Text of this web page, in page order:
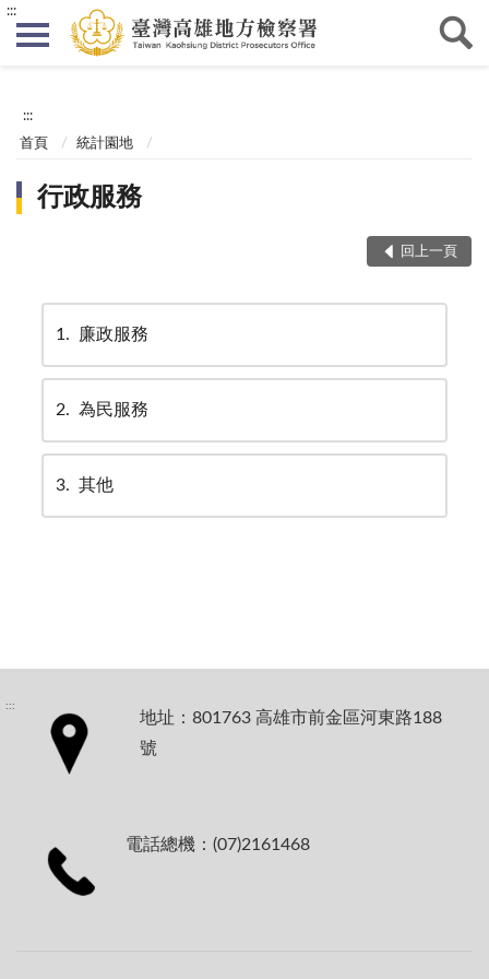
:::
:::
首頁 統計園地
行政服務
回上一頁
1 廉政服務
2 為民服務
3 其他
:::
地址：801763 高雄市前金區河東路188
號
電話總機：(07)2161468